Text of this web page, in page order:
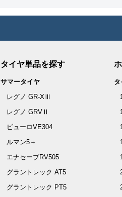
タイヤ単品を探す
サマータイヤ
レグノ GR-XⅢ
レグノ GRVⅡ
ビューロVE304
ルマン5＋
エナセーブRV505
グラントレック AT5
グラントレック PT5